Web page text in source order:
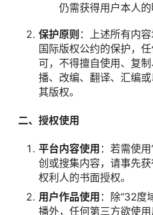
精
仍需获得用户本人的
保护原则 ：上述所有内
国际版权公约的保护，
可，不得擅自使用、复
播、改编、翻译、汇编
其版权。
二、授权使用
平台内容使用 ：若需使
创或搜集内容，请事先
权利人的书面授权。
用户作品使用 ：除“32度
播外，任何第三方欲使